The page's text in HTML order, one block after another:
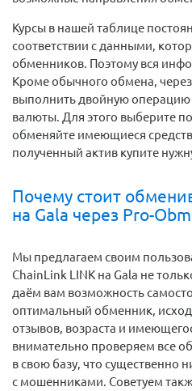
Курсы в нашей таблице
соответствии с данными,
обменников. Поэтому вся
Кроме обычного обмена,
выполнить двойную
валюты. Для этого выберите
обменяйте имеющиеся
полученный актив купите
Почему стоит
на Gala через Pro-
Мы предлагаем своим
ChainLink LINK на Gala не
даём вам возможность
оптимальный обменник,
отзывов, возраста и
внимательно проверяем все
в свою базу, что существенно
с мошенниками. Советуем